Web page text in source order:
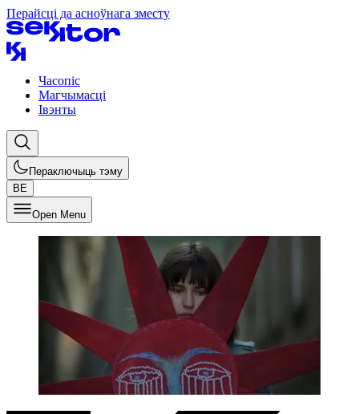
Перайсці да асноўнага зместу
Часопіс
Магчымасці
Івэнты
Пераключыць тэму
BE
Open Menu